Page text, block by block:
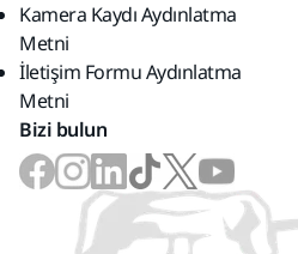
Kamera Kaydı Aydınlatma
Metni
İletişim Formu Aydınlatma
Metni
Bizi bulun